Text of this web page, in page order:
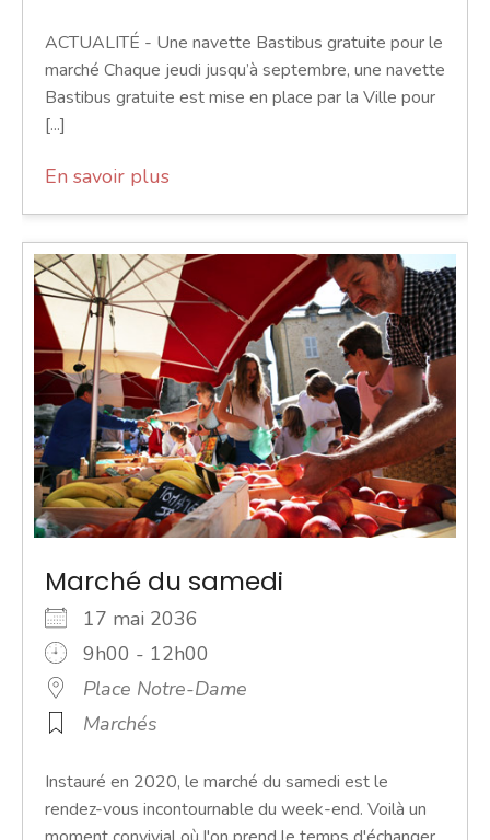
ACTUALITÉ - Une navette Bastibus gratuite pour le
marché Chaque jeudi jusqu’à septembre, une navette
Bastibus gratuite est mise en place par la Ville pour
[...]
En savoir plus
Marché du samedi
17 mai 2036
9h00 - 12h00
Place Notre-Dame
Marchés
Instauré en 2020, le marché du samedi est le
rendez-vous incontournable du week-end. Voilà un